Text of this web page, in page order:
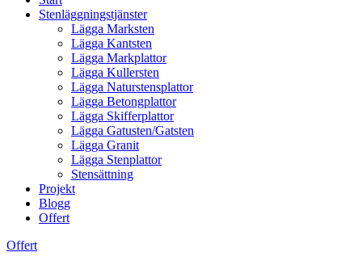
Stenläggningstjänster
Lägga Marksten
Lägga Kantsten
Lägga Markplattor
Lägga Kullersten
Lägga Naturstensplattor
Lägga Betongplattor
Lägga Skifferplattor
Lägga Gatusten/Gatsten
Lägga Granit
Lägga Stenplattor
Stensättning
Projekt
Blogg
Offert
Offert